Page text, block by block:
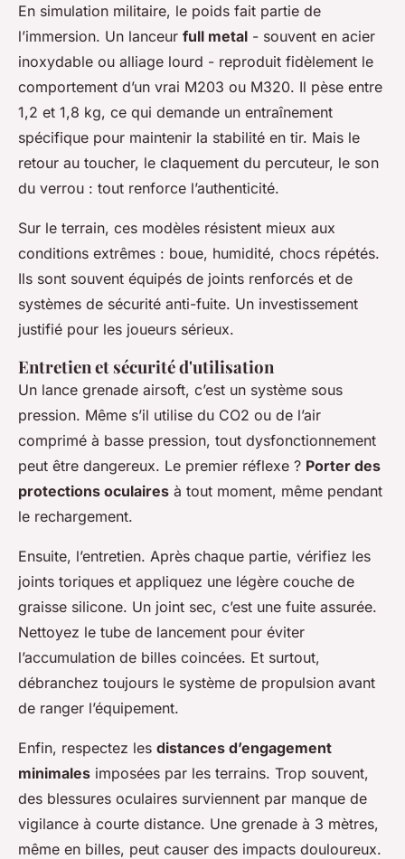
En simulation militaire, le poids fait partie de
l’immersion. Un lanceur full metal - souvent en acier
inoxydable ou alliage lourd - reproduit fidèlement le
comportement d’un vrai M203 ou M320. Il pèse entre
1,2 et 1,8 kg, ce qui demande un entraînement
spécifique pour maintenir la stabilité en tir. Mais le
retour au toucher, le claquement du percuteur, le son
du verrou : tout renforce l’authenticité.
Sur le terrain, ces modèles résistent mieux aux
conditions extrêmes : boue, humidité, chocs répétés.
Ils sont souvent équipés de joints renforcés et de
systèmes de sécurité anti-fuite. Un investissement
justifié pour les joueurs sérieux.
Entretien et sécurité d'utilisation
Un lance grenade airsoft, c’est un système sous
pression. Même s’il utilise du CO2 ou de l’air
comprimé à basse pression, tout dysfonctionnement
peut être dangereux. Le premier réflexe ? Porter des
protections oculaires à tout moment, même pendant
le rechargement.
Ensuite, l’entretien. Après chaque partie, vérifiez les
joints toriques et appliquez une légère couche de
graisse silicone. Un joint sec, c’est une fuite assurée.
Nettoyez le tube de lancement pour éviter
l’accumulation de billes coincées. Et surtout,
débranchez toujours le système de propulsion avant
de ranger l’équipement.
Enfin, respectez les distances d’engagement
minimales imposées par les terrains. Trop souvent,
des blessures oculaires surviennent par manque de
vigilance à courte distance. Une grenade à 3 mètres,
même en billes, peut causer des impacts douloureux.